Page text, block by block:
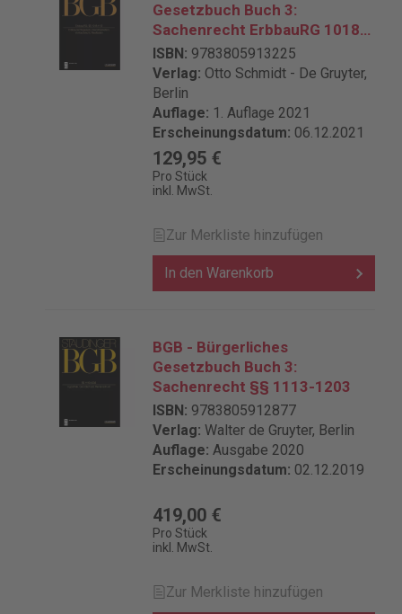
Gesetzbuch Buch 3:
Sachenrecht ErbbauRG 1018-
1112
ISBN: 9783805913225
Verlag: Otto Schmidt - De Gruyter,
Berlin
Auflage: 1. Auflage 2021
Erscheinungsdatum: 06.12.2021
129,95 €
Pro Stück
inkl. MwSt.
Zur Merkliste hinzufügen
In den Warenkorb
BGB - Bürgerliches
Gesetzbuch Buch 3:
Sachenrecht §§ 1113-1203
ISBN: 9783805912877
Verlag: Walter de Gruyter, Berlin
Auflage: Ausgabe 2020
Erscheinungsdatum: 02.12.2019
419,00 €
Pro Stück
inkl. MwSt.
Zur Merkliste hinzufügen